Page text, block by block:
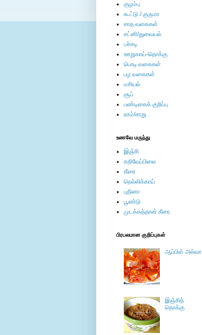
குழம்பு
கூட்டு / குருமா
சாத வகைகள்
சட்னி/துவையல்
பச்சடி
ஊறுகாய்-தொக்கு
பொடி வகைகள்
பழ வகைகள்
மசியல்
சூப்
பண்டிகைக் குறிப்பு
ரசம்/சாறு
உணவே மருந்து
இஞ்சி
கறிவேப்பிலை
கீரை
நெல்லிக்காய்
புதினா
பூண்டு
முடக்கத்தான் கீரை
பிரபலமான குறிப்புகள்
ஆப்பிள் அல்வா
இஞ்சித்
தொக்கு